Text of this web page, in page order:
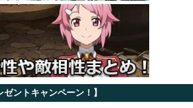
ゼントキャンペーン！】